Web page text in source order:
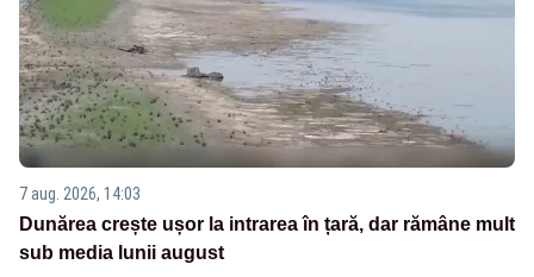
7 aug. 2026, 14:03
Dunărea crește ușor la intrarea în țară, dar rămâne mult
sub media lunii august